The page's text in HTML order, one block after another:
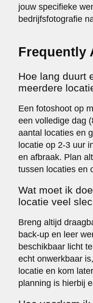
jouw specifieke
bedrijfsfotografie
Frequently
Hoe lang duurt
meerdere
Een fotoshoot op
een volledige dag
aantal locaties en
locatie op 2-3 uur
en afbraak. Plan
tussen locaties en
Wat moet ik
locatie veel
Breng altijd
back-up en leer
beschikbaar licht
echt onwerkbaar
locatie en kom
planning is hierbij